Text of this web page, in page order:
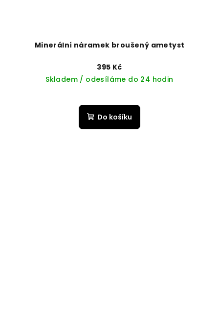
Minerální náramek broušený ametyst
395 Kč
Skladem / odesíláme do 24 hodin
Do košíku